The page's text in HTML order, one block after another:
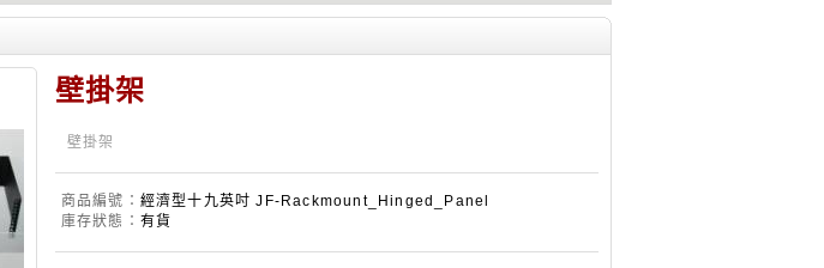
壁掛架
壁掛架
商品編號： 經濟型十九英吋 JF-Rackmount_Hinged_Panel
庫存狀態： 有貨